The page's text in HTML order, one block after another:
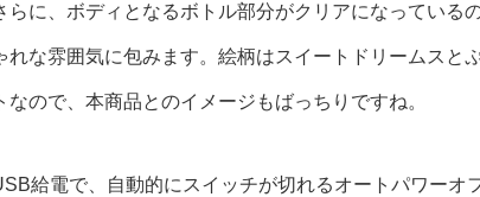
らに、ボディとなるボトル部分がクリアになっている
れな雰囲気に包みます。絵柄はスイートドリームスと
なので、本商品とのイメージもばっちりですね。
給電で、自動的にスイッチが切れるオートパワーオ